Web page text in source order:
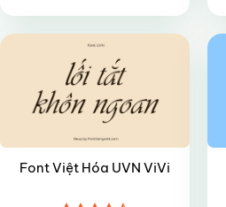
hạng4.95
5 sao
Font Việt Hóa UVN ViVi